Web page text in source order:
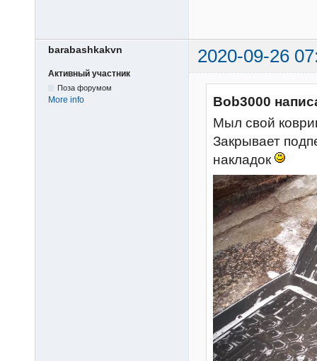
barabashkakvn 2020-09-26
Активный участник
Поза форумом
More info
Bob3000
Мыл свой
Закрывает
накладок